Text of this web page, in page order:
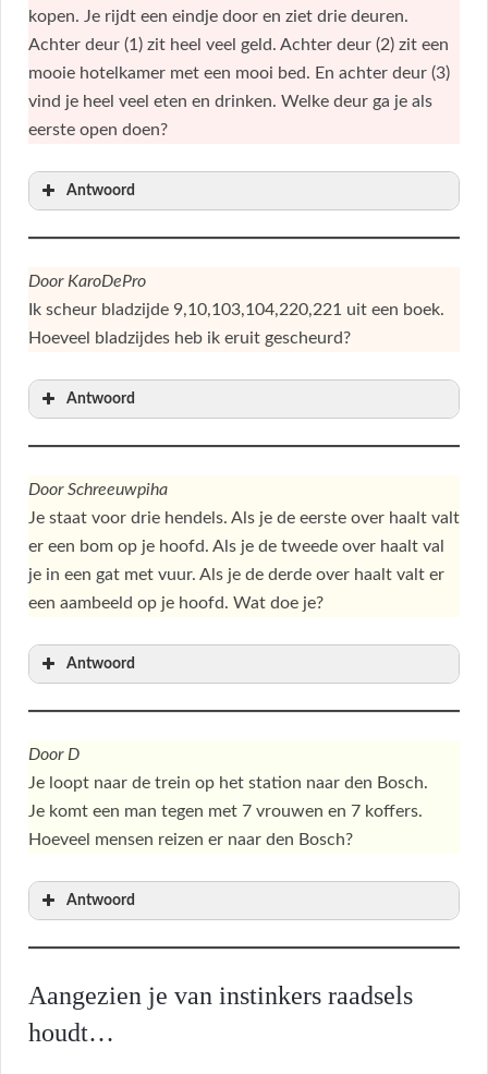
kopen. Je rijdt een eindje door en ziet drie deuren.
Achter deur (1) zit heel veel geld. Achter deur (2) zit een
mooie hotelkamer met een mooi bed. En achter deur (3)
vind je heel veel eten en drinken. Welke deur ga je als
eerste open doen?
Antwoord
Door KaroDePro
Ik scheur bladzijde 9,10,103,104,220,221 uit een boek.
Hoeveel bladzijdes heb ik eruit gescheurd?
Antwoord
Door Schreeuwpiha
Je staat voor drie hendels. Als je de eerste over haalt valt
er een bom op je hoofd. Als je de tweede over haalt val
je in een gat met vuur. Als je de derde over haalt valt er
een aambeeld op je hoofd. Wat doe je?
Antwoord
Door D
Je loopt naar de trein op het station naar den Bosch.
Je komt een man tegen met 7 vrouwen en 7 koffers.
Hoeveel mensen reizen er naar den Bosch?
Antwoord
Aangezien je van instinkers raadsels
houdt…